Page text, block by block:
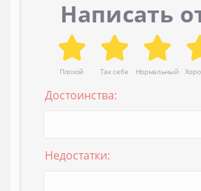
Написать
Плохой Так себе Нормальный
Достоинства:
Недостатки: